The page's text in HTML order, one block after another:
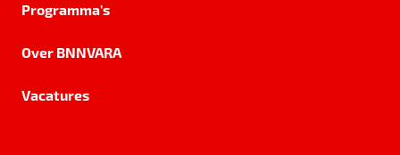
Programma's
Over BNNVARA
Vacatures